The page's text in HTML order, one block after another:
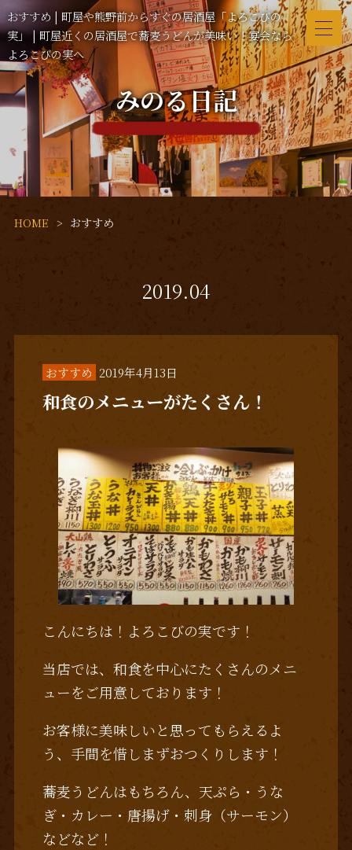
おすすめ | 町屋や熊野前からすぐの居酒屋「よろこびの
実」 | 町屋近くの居酒屋で蕎麦うどんが美味い！宴会なら
よろこびの実へ
みのる日記
HOME おすすめ
2019.04
おすすめ 2019年4月13日
和食のメニューがたくさん！
こんにちは！よろこびの実です！
当店では、和食を中心にたくさんのメニ
ューをご用意しております！
お客様に美味しいと思ってもらえるよ
う、手間を惜しまずおつくりします！
蕎麦うどんはもちろん、天ぷら・うな
ぎ・カレー・唐揚げ・刺身（サーモン）
などなど！